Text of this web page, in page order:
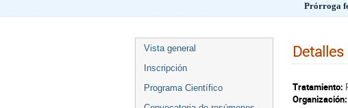
Prórroga
Vista general
Inscripción
Programa Científico
Detalles
Tratamiento:
Organización: